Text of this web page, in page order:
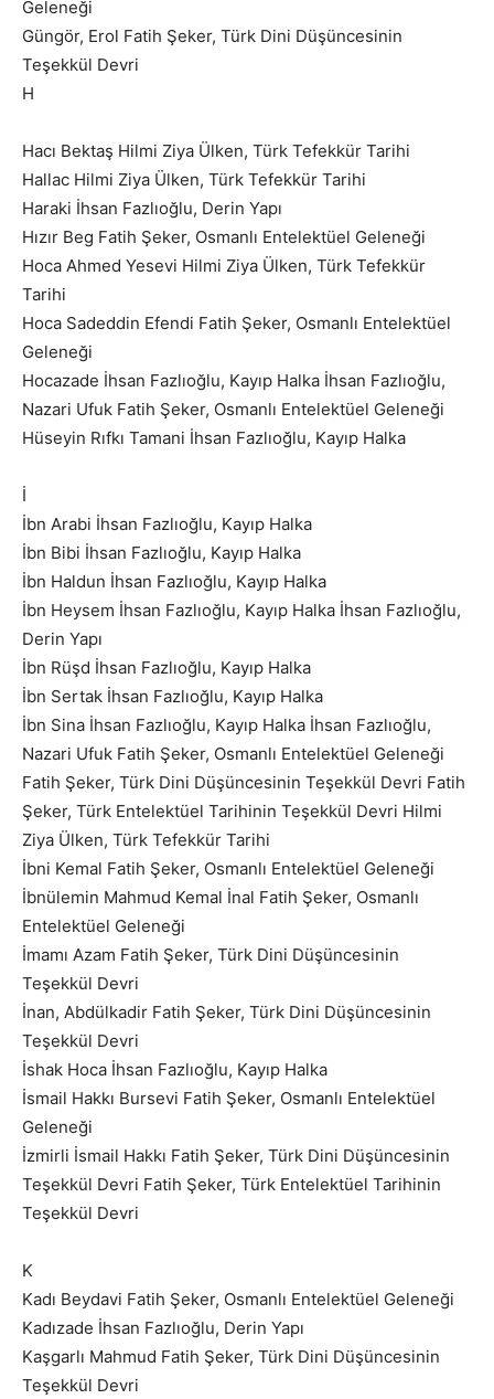
Geleneği
Güngör, Erol Fatih Şeker, Türk Dini Düşüncesinin
Teşekkül Devri
H
Hacı Bektaş Hilmi Ziya Ülken, Türk Tefekkür Tarihi
Hallac Hilmi Ziya Ülken, Türk Tefekkür Tarihi
Haraki İhsan Fazlıoğlu, Derin Yapı
Hızır Beg Fatih Şeker, Osmanlı Entelektüel Geleneği
Hoca Ahmed Yesevi Hilmi Ziya Ülken, Türk Tefekkür
Tarihi
Hoca Sadeddin Efendi Fatih Şeker, Osmanlı Entelektüel
Geleneği
Hocazade İhsan Fazlıoğlu, Kayıp Halka İhsan Fazlıoğlu,
Nazari Ufuk Fatih Şeker, Osmanlı Entelektüel Geleneği
Hüseyin Rıfkı Tamani İhsan Fazlıoğlu, Kayıp Halka
İ
İbn Arabi İhsan Fazlıoğlu, Kayıp Halka
İbn Bibi İhsan Fazlıoğlu, Kayıp Halka
İbn Haldun İhsan Fazlıoğlu, Kayıp Halka
İbn Heysem İhsan Fazlıoğlu, Kayıp Halka İhsan Fazlıoğlu,
Derin Yapı
İbn Rüşd İhsan Fazlıoğlu, Kayıp Halka
İbn Sertak İhsan Fazlıoğlu, Kayıp Halka
İbn Sina İhsan Fazlıoğlu, Kayıp Halka İhsan Fazlıoğlu,
Nazari Ufuk Fatih Şeker, Osmanlı Entelektüel Geleneği
Fatih Şeker, Türk Dini Düşüncesinin Teşekkül Devri Fatih
Şeker, Türk Entelektüel Tarihinin Teşekkül Devri Hilmi
Ziya Ülken, Türk Tefekkür Tarihi
İbni Kemal Fatih Şeker, Osmanlı Entelektüel Geleneği
İbnülemin Mahmud Kemal İnal Fatih Şeker, Osmanlı
Entelektüel Geleneği
İmamı Azam Fatih Şeker, Türk Dini Düşüncesinin
Teşekkül Devri
İnan, Abdülkadir Fatih Şeker, Türk Dini Düşüncesinin
Teşekkül Devri
İshak Hoca İhsan Fazlıoğlu, Kayıp Halka
İsmail Hakkı Bursevi Fatih Şeker, Osmanlı Entelektüel
Geleneği
İzmirli İsmail Hakkı Fatih Şeker, Türk Dini Düşüncesinin
Teşekkül Devri Fatih Şeker, Türk Entelektüel Tarihinin
Teşekkül Devri
K
Kadı Beydavi Fatih Şeker, Osmanlı Entelektüel Geleneği
Kadızade İhsan Fazlıoğlu, Derin Yapı
Kaşgarlı Mahmud Fatih Şeker, Türk Dini Düşüncesinin
Teşekkül Devri